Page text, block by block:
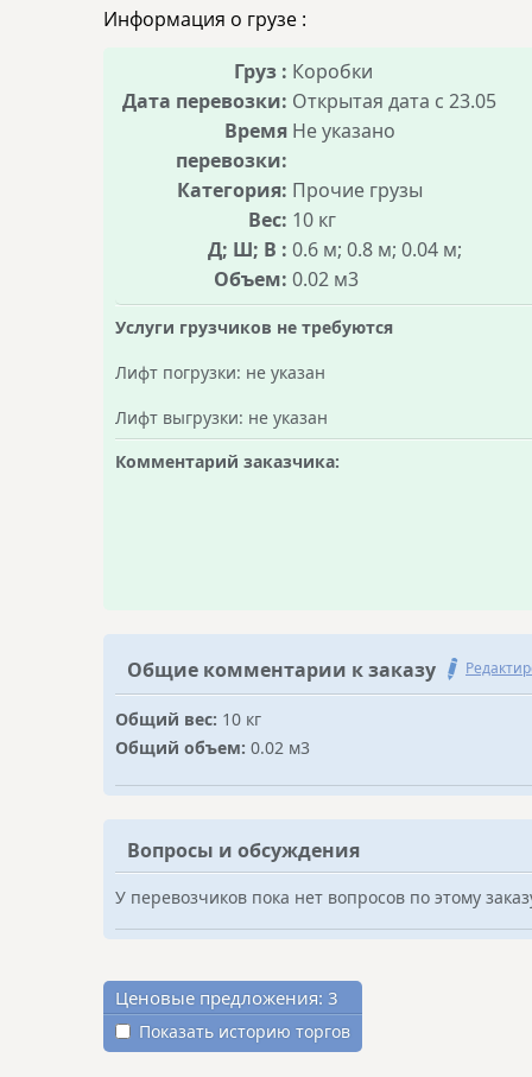
Информация о грузе :
Груз : Коробки
Дата перевозки: Открытая дата c 23.05
Время
перевозки:
Не указано
Категория: Прочие грузы
Вес: 10 кг
Д; Ш; В : 0.6 м; 0.8 м; 0.04 м;
Объем: 0.02 м3
Услуги грузчиков не требуются
Лифт погрузки: не указан
Лифт выгрузки: не указан
Комментарий заказчика:
Общие комментарии к заказу
Общий вес: 10 кг
Общий объем: 0.02 м3
Вопросы и обсуждения
У перевозчиков пока нет вопросов по этому
Ценовые предложения: 3
Показать историю торгов